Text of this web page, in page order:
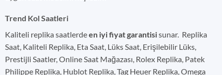
Trend Kol Saatleri
Kaliteli replika saatlerdeen iyi fiyat garantisisunar. Replika
Saat, Kaliteli Replika, Eta Saat, Lüks Saat, Erişilebilir Lüks,
Prestijli Saatler, Online Saat Mağazası, Rolex Replika, Patek
Philippe Replika, Hublot Replika, Tag Heuer Replika, Omega